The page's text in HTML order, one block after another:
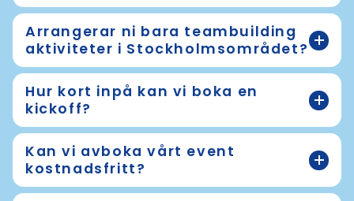
Arrangerar ni bara teambuilding
aktiviteter i Stockholmsområdet?
Hur kort inpå kan vi boka en
kickoff?
Kan vi avboka vårt event
kostnadsfritt?